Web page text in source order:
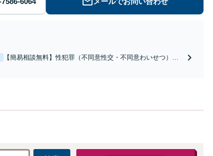
【簡易相談無料】性犯罪（不同意性交・不同意わいせつ）・